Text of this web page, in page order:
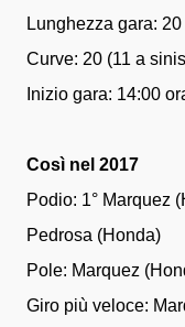
Lunghezza gara:
Curve: 20 (11 a
Inizio gara: 14:00
Così nel 2017
Podio: 1° Marquez
Pedrosa (Honda)
Pole: Marquez
Giro più veloce: